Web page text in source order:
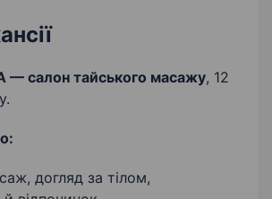
— салон тайського масажу, 12
догляд за тілом,